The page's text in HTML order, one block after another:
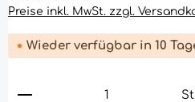
Preise inkl. MwSt. zzgl.
Wieder verfügbar in 10
Produkt Anzahl: Gib